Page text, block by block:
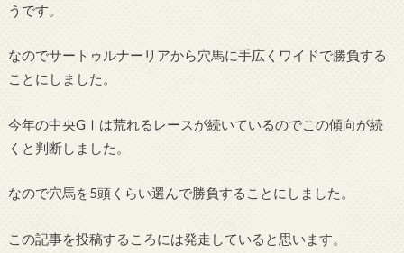
うです。
なのでサートゥルナーリアから穴馬に手広くワイドで勝負する
ことにしました。
今年の中央GⅠは荒れるレースが続いているのでこの傾向が続
くと判断しました。
なので穴馬を5頭くらい選んで勝負することにしました。
この記事を投稿するころには発走していると思います。